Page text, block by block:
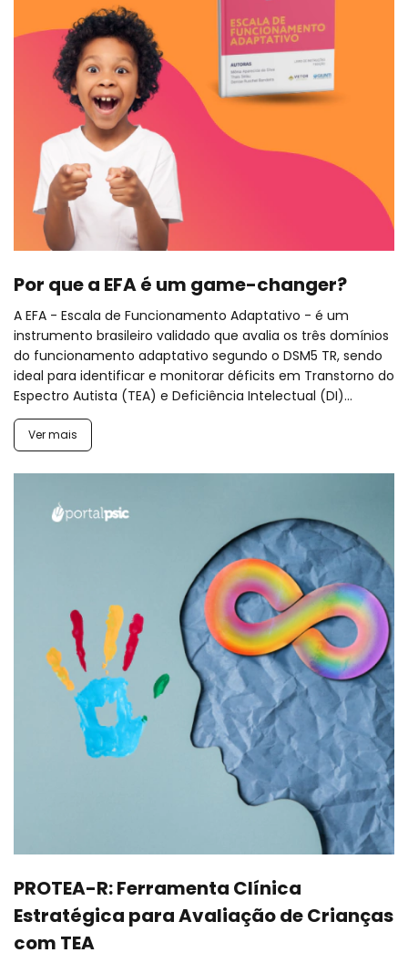
Por que a EFA é um game-changer?
A EFA - Escala de Funcionamento Adaptativo - é um
instrumento brasileiro validado que avalia os três domínios
do funcionamento adaptativo segundo o DSM5 TR, sendo
ideal para identificar e monitorar déficits em Transtorno do
Espectro Autista (TEA) e Deficiência Intelectual (DI)...
Ver mais
PROTEA-R: Ferramenta Clínica
Estratégica para Avaliação de Crianças
com TEA